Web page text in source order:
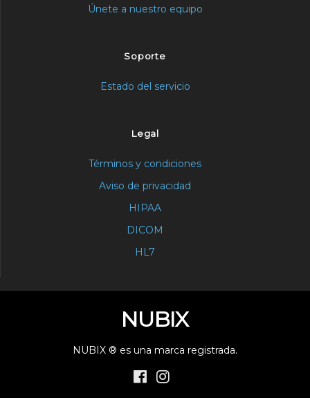
Únete a nuestro equipo
Soporte
Estado del servicio
Legal
Términos y condiciones
Aviso de privacidad
HIPAA
DICOM
HL7
NUBIX
NUBIX ® es una marca registrada.